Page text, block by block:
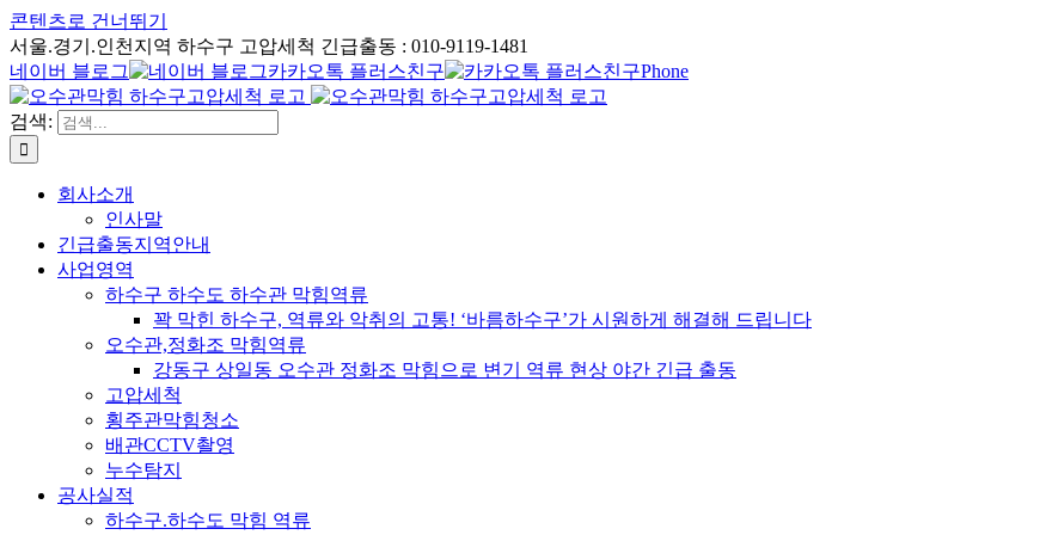
콘텐츠로 건너뛰기
서울.경기.인천지역 하수구 고압세척 긴급출동 : 010-9119-1481
네이버 블로그
카카오톡 플러스친구 Phone
검색:
회사소개
인사말
긴급출동지역안내
사업영역
하수구 하수도 하수관 막힘역류
꽉 막힌 하수구, 역류와 악취의 고통! ‘바름하수구’가 시원하게 해결해 드립니다
오수관,정화조 막힘역류
강동구 상일동 오수관 정화조 막힘으로 변기 역류 현상 야간 긴급 출동
고압세척
횡주관막힘청소
배관CCTV촬영
누수탐지
공사실적
하수구.하수도 막힘 역류